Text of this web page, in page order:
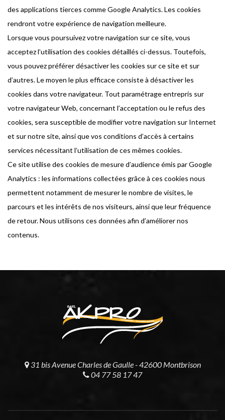
des applications tierces comme Google Analytics. Les cookies
rendront votre expérience de navigation meilleure.
Lorsque vous poursuivez votre navigation sur ce site, vous
acceptez l’utilisation des cookies détaillés ci-dessus. Toutefois,
vous pouvez préférer désactiver les cookies sur ce site et sur
d’autres. Le moyen le plus efficace consiste à désactiver les
cookies dans votre navigateur. Tout paramétrage entrepris sur
votre navigateur Web, concernant l’acceptation ou le refus des
cookies, sera susceptible de modifier votre navigation sur Internet
et sur notre site, ainsi que vos conditions d’accès à certains
services nécessitant l’utilisation de ces mêmes cookies.
Ce site utilise des cookies de mesure d’audience émis par Google
Analytics : les informations collectées grâce à ces cookies nous
permettent notamment de mesurer le nombre de visites, le
parcours et les intérêts de nos visiteurs, ainsi que leur fréquence
de retour. Nous utilisons ces données afin d’améliorer nos
contenus.
31 bis Avenue Charles de Gaulle - 42600 Montbrison
04 77 58 17 47